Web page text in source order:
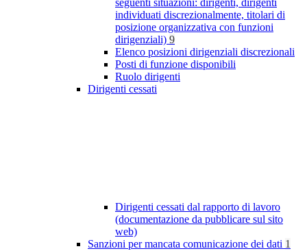
seguenti situazioni: dirigenti, dirigenti
individuati discrezionalmente, titolari di
posizione organizzativa con funzioni
dirigenziali) 9
Elenco posizioni dirigenziali discrezionali
Posti di funzione disponibili
Ruolo dirigenti
Dirigenti cessati
Dirigenti cessati dal rapporto di lavoro
(documentazione da pubblicare sul sito
web)
Sanzioni per mancata comunicazione dei dati 1